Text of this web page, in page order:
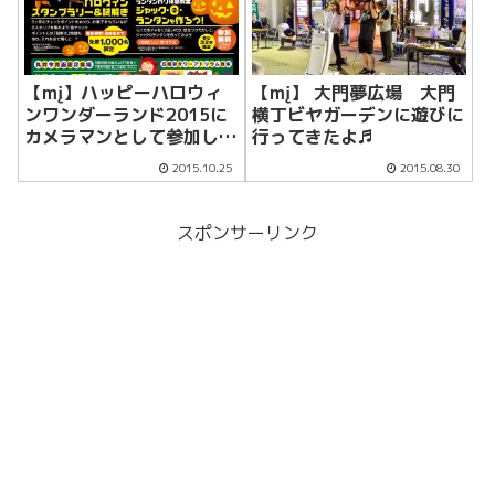
【mį】ハッピーハロウィ
ンワンダーランド2015に
カメラマンとして参加して
2015.10.25
【mį】 大門夢広場 大門
横丁ビヤガーデンに遊びに
行ってきたよ♬
2015.08.30
スポンサーリンク